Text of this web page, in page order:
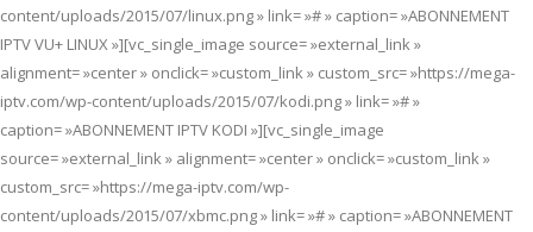
content/uploads/2015/07/linux.png » link= »# » caption= »ABONNEMENT
IPTV VU+ LINUX »][vc_single_image source= »external_link »
alignment= »center » onclick= »custom_link » custom_src= »https://mega-
iptv.com/wp-content/uploads/2015/07/kodi.png » link= »# »
caption= »ABONNEMENT IPTV KODI »][vc_single_image
source= »external_link » alignment= »center » onclick= »custom_link »
custom_src= »https://mega-iptv.com/wp-
content/uploads/2015/07/xbmc.png » link= »# » caption= »ABONNEMENT